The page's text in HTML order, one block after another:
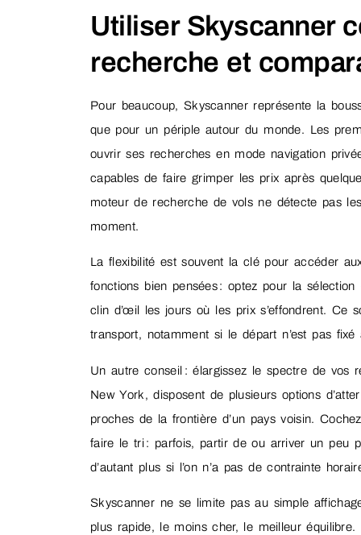
Utiliser Skyscanner
recherche et
Pour beaucoup, Skyscanner représente la
que pour un périple autour du monde. Les
ouvrir ses recherches en mode navigation
capables de faire grimper les prix après
moteur de recherche de vols ne détecte pas
moment.
La flexibilité est souvent la clé pour accéder
fonctions bien pensées : optez pour la
clin d’œil les jours où les prix s’effondrent. Ce
transport, notamment si le départ n’est pas fixé
Un autre conseil : élargissez le spectre de vos
New York, disposent de plusieurs options
proches de la frontière d’un pays voisin.
faire le tri : parfois, partir de ou arriver un peu
d’autant plus si l’on n’a pas de contrainte
Skyscanner ne se limite pas au simple
plus rapide, le moins cher, le meilleur